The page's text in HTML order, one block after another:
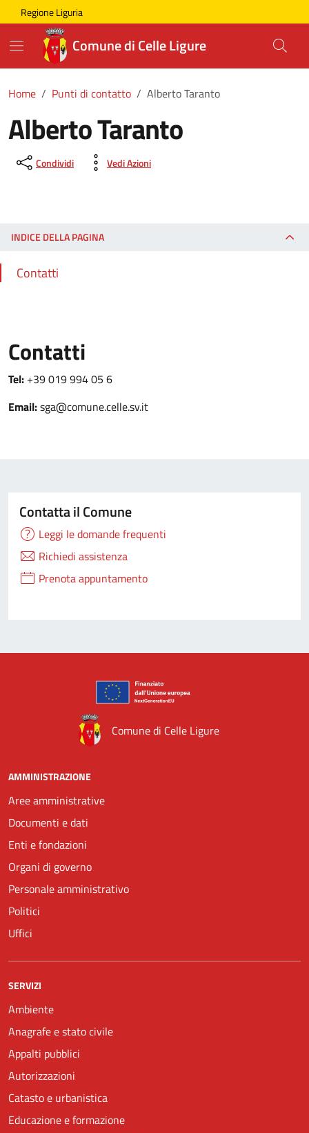
Skip to main content
Comune di Celle Ligure
Regione Liguria
Comune di Celle Ligure
Home Punti di contatto Alberto Taranto
Alberto Taranto
Condividi Vedi Azioni
INDICE DELLA PAGINA
Contatti
Contatti
Tel: +39 019 994 05 6
Email:sga@comune.celle.sv.it
Contatta il Comune
Leggi le domande frequenti
Richiedi assistenza
Prenota appuntamento
Comune di Celle Ligure
AMMINISTRAZIONE
Aree amministrative
Documenti e dati
Enti e fondazioni
Organi di governo
Personale amministrativo
Politici
Uffici
SERVIZI
Ambiente
Anagrafe e stato civile
Appalti pubblici
Autorizzazioni
Catasto e urbanistica
Educazione e formazione